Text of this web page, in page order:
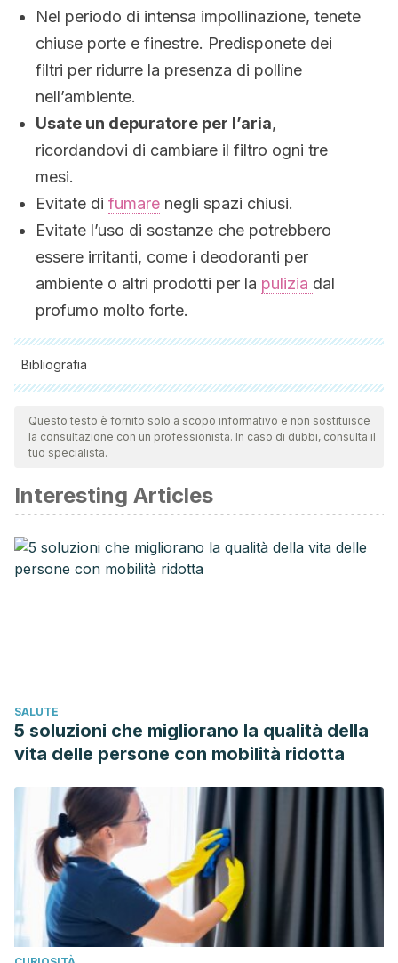
Nel periodo di intensa impollinazione, tenete
chiuse porte e finestre. Predisponete dei
filtri per ridurre la presenza di polline
nell’ambiente.
Usate un depuratore per l’aria,
ricordandovi di cambiare il filtro ogni tre
mesi.
Evitate di fumare negli spazi chiusi.
Evitate l’uso di sostanze che potrebbero
essere irritanti, come i deodoranti per
ambiente o altri prodotti per la pulizia dal
profumo molto forte.
Bibliografia
Tutte le fonti citate sono state esaminate a fondo dal nostro
team per garantirne la qualità, l'affidabilità, l'attualità e la
validità. La bibliografia di questo articolo è stata considerata
MAyo Clinic. Asma.mayoclinic.org/es-es/diseases-
conditions/asthma/symptoms-causes/syc-20369653
Río-Navarro Blanca Estela del, Hidalgo-Castro Emilia María,
Sienra-Monge Juan José Luis. Asma. Bol. Med. Hosp. Infant.
Braman SS. The global burden of asthma. Chest. 2006; 30
The Global Initiative for Asthma. Global strategy for asthma
management and prevention. Definition and Overview;
2006. p. 2-13.
Questo testo è fornito solo a scopo informativo e non sostituisce
la consultazione con un professionista. In caso di dubbi, consulta il
tuo specialista.
Interesting Articles
SALUTE
5 soluzioni che migliorano la qualità della
vita delle persone con mobilità ridotta